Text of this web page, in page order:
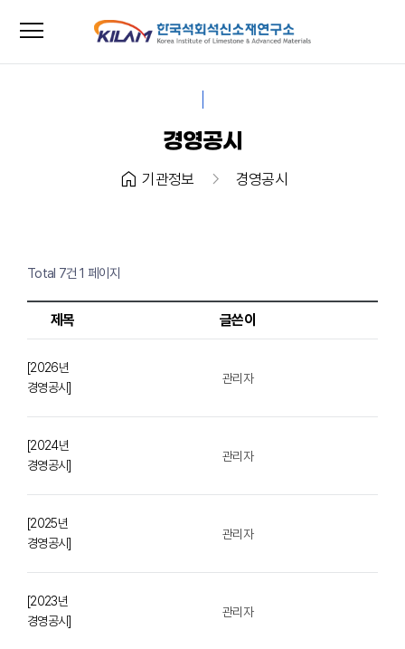
menu
경영공시
home 기관정보 chevron_right 경영공시
Total 7건 1 페이지
제목 글쓴이
[2026년
경영공시]
관리자
[2024년
경영공시]
관리자
[2025년
경영공시]
관리자
[2023년
경영공시]
관리자